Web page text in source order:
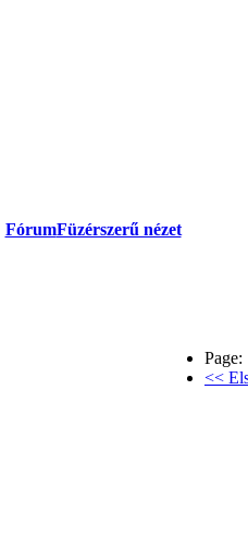
FórumFüzérszerű nézet
Page:
<<